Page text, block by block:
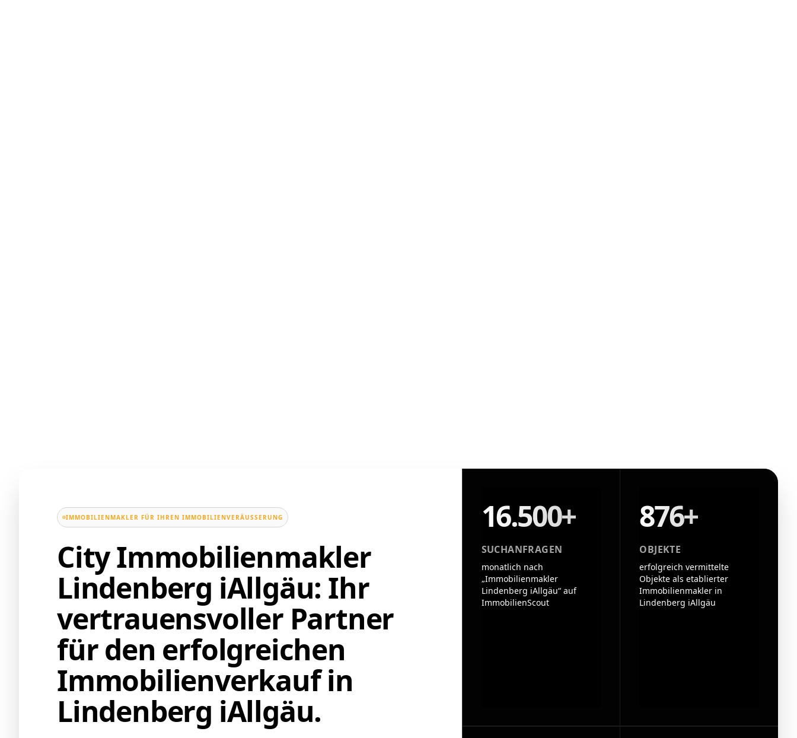
IMMOBILIENMAKLER FÜR IHREN IMMOBILIENVERÄUSSERUNG
City Immobilienmakler
Lindenberg iAllgäu: Ihr
vertrauensvoller Partner
für den erfolgreichen
Immobilienverkauf in
Lindenberg iAllgäu.
16.500+
SUCHANFRAGEN
monatlich nach
„Immobilienmakler
Lindenberg iAllgäu“ auf
ImmobilienScout
876+
OBJEKTE
erfolgreich vermittelte
Objekte als etablierter
Immobilienmakler in
Lindenberg iAllgäu